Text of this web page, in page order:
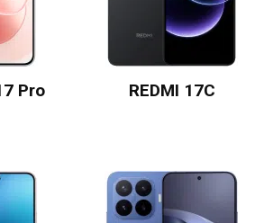
Pro
REDMI 17C